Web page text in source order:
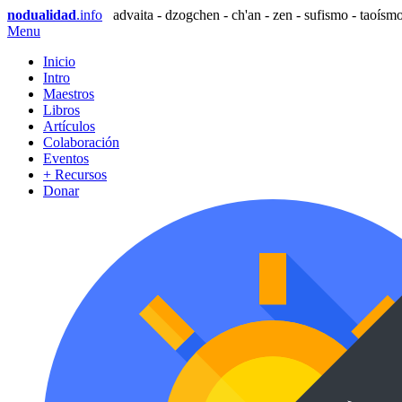
nodualidad.info
advaita - dzogchen - ch'an - zen - sufismo -
Menu
Inicio
Intro
Maestros
Libros
Artículos
Colaboración
Eventos
+ Recursos
Donar